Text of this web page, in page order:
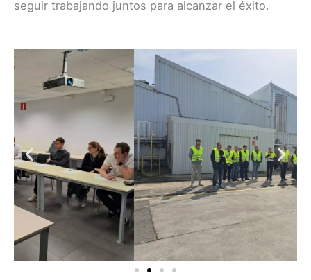
seguir trabajando juntos para alcanzar el éxito.